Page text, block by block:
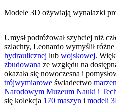
Modele 3D ożywiają wynalazki
Umysł podróżował szybciej niż
szlachty, Leonardo wymyślił
hydraulicznej lub wojskowej.
zbudowana ze względu na
okazała się nowoczesna i
trójwymiarowe świadectwo
Narodowym Muzeum Nauki i
się kolekcja 170 maszyn i modeli